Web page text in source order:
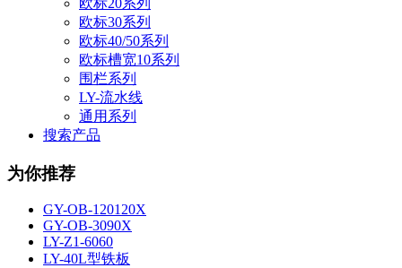
欧标30系列
欧标40/50系列
欧标槽宽10系列
围栏系列
LY-流水线
通用系列
搜索产品
为你推荐
GY-OB-120120X
GY-OB-3090X
LY-Z1-6060
LY-40L型铁板